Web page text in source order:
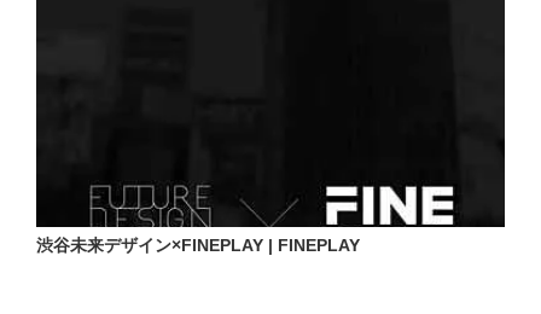
渋谷未来デザイン×FINEPLAY | FINEPLAY